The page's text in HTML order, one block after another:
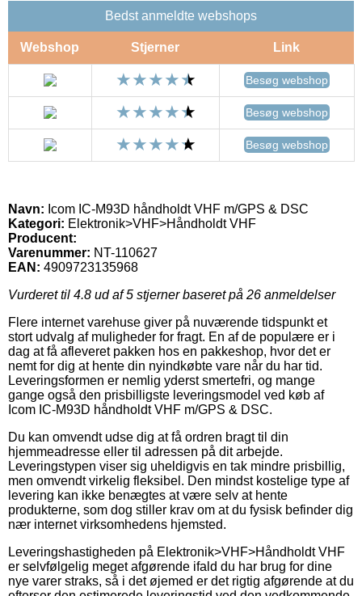
Bedst anmeldte webshops
Webshop Stjerner Link
Besøg webshop
Besøg webshop
Besøg webshop
Navn: Icom IC-M93D håndholdt VHF m/GPS & DSC
Kategori: Elektronik>VHF>Håndholdt VHF
Producent:
Varenummer: NT-110627
EAN: 4909723135968
Vurderet til 4.8 ud af 5 stjerner baseret på 26 anmeldelser
Flere internet varehuse giver på nuværende tidspunkt et
stort udvalg af muligheder for fragt. En af de populære er i
dag at få afleveret pakken hos en pakkeshop, hvor det er
nemt for dig at hente din nyindkøbte vare når du har tid.
Leveringsformen er nemlig yderst smertefri, og mange
gange også den prisbilligste leveringsmodel ved køb af
Icom IC-M93D håndholdt VHF m/GPS & DSC.
Du kan omvendt udse dig at få ordren bragt til din
hjemmeadresse eller til adressen på dit arbejde.
Leveringstypen viser sig uheldigvis en tak mindre prisbillig,
men omvendt virkelig fleksibel. Den mindst kostelige type af
levering kan ikke benægtes at være selv at hente
produkterne, som dog stiller krav om at du fysisk befinder dig
nær internet virksomhedens hjemsted.
Leveringshastigheden på Elektronik>VHF>Håndholdt VHF
er selvfølgelig meget afgørende ifald du har brug for dine
nye varer straks, så i det øjemed er det rigtig afgørende at du